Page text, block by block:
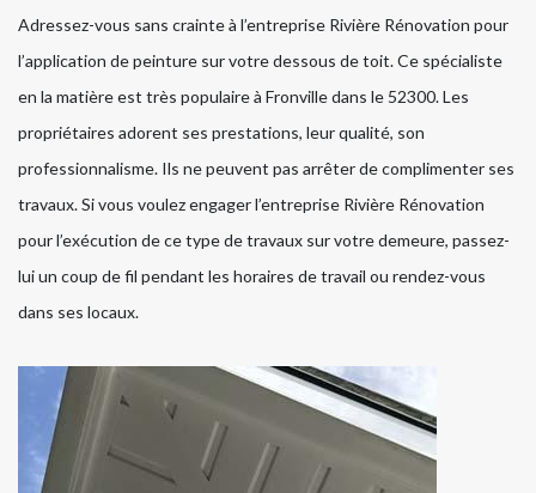
Adressez-vous sans crainte à l’entreprise Rivière Rénovation pour
l’application de peinture sur votre dessous de toit. Ce spécialiste
en la matière est très populaire à Fronville dans le 52300. Les
propriétaires adorent ses prestations, leur qualité, son
professionnalisme. Ils ne peuvent pas arrêter de complimenter ses
travaux. Si vous voulez engager l’entreprise Rivière Rénovation
pour l’exécution de ce type de travaux sur votre demeure, passez-
lui un coup de fil pendant les horaires de travail ou rendez-vous
dans ses locaux.